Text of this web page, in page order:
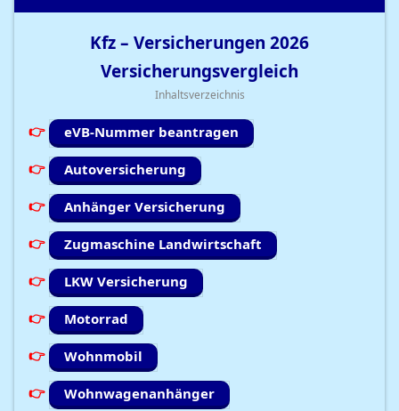
Kfz – Versicherungen 2026
Versicherungsvergleich
Inhaltsverzeichnis
eVB-Nummer beantragen
Autoversicherung
Anhänger Versicherung
Zugmaschine Landwirtschaft
LKW Versicherung
Motorrad
Wohnmobil
Wohnwagenanhänger